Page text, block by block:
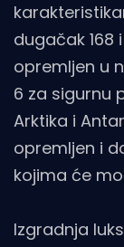
dugačak 168
opremljen u
6 za sigurnu
Arktika i
opremljen i
kojima će
Izgradnja